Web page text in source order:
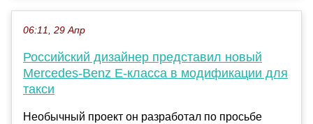
06:11, 29 Апр
Российский дизайнер представил новый
Mercedes-Benz E-класса в модификации для
такси
Необычный проект он разработал по просьбе